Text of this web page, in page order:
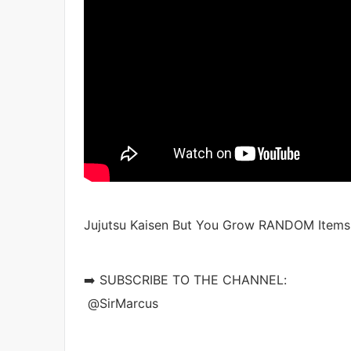
Jujutsu Kaisen But You Grow RANDOM
➡️ SUBSCRIBE TO THE CHANNEL:
‪‪ ‪@SirMarcus